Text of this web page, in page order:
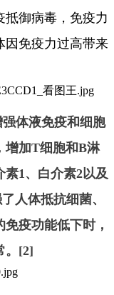
抵御病毒，免疫力
因免疫力过高带来
强体液免疫和细胞
增加T细胞和B淋
1、白介素2以及
人体抵抗细菌、
疫功能低下时，
。[2]